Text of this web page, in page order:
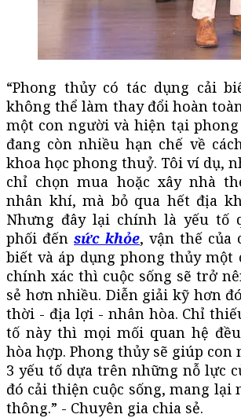
“Phong thủy có tác dụng cải
không thể làm thay đổi hoàn
một con người và hiện tại
đang còn nhiều hạn chế về
khoa học phong thuỷ. Tôi ví dụ,
chỉ chọn mua hoặc xây nhà
nhân khí, mà bỏ qua hết địa
Nhưng đây lại chính là yếu tố
phối đến sức khỏe, vận thế của
biết và áp dụng phong thủy một
chính xác thì cuộc sống sẽ trở
sẻ hơn nhiều. Diễn giải kỹ hơn
thời - địa lợi - nhân hòa. Chỉ
tố này thì mọi mối quan hệ
hòa hợp. Phong thủy sẽ giúp
3 yếu tố dựa trên những nỗ lực
đó cải thiện cuộc sống, mang lại
thông.” - Chuyên gia chia sẻ.